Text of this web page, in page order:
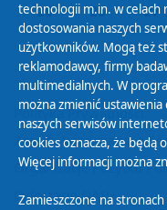
25 26 27
Polityka Prywatności
Zasady korzystania z
Organizacje Pożytku
Cyfryzacja DAB+
technologii m.in. w celach
dostosowania naszych
użytkowników. Mogą też
reklamodawcy, firmy
multimedialnych. W
można zmienić
naszych serwisów
cookies oznacza, że będą
Więcej informacji można
Zamieszczone na